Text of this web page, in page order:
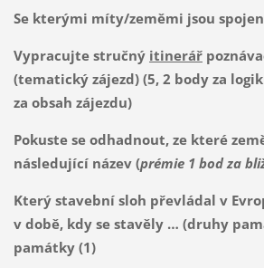
Se kterými míty/zeměmi jsou
Vypracujte stručný itinerář
(tematický zájezd) (5, 2 body za
za obsah zájezdu)
Pokuste se odhadnout, ze které
následující název (prémie 1 bod za
Který stavební sloh převládal v
v době, kdy se stavěly … (druhy
památky (1)